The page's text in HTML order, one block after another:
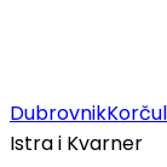
Dubrovnik
Istra i Kvarner